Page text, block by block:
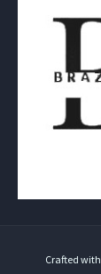
Crafted with